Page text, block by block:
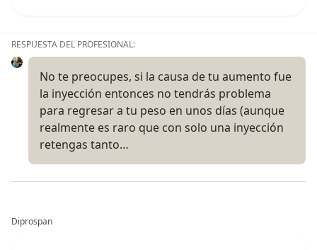
RESPUESTA DEL PROFESIONAL:
No te preocupes, si la causa de tu aumento fue
la inyección entonces no tendrás problema
para regresar a tu peso en unos días (aunque
realmente es raro que con solo una inyección
retengas tanto…
Diprospan